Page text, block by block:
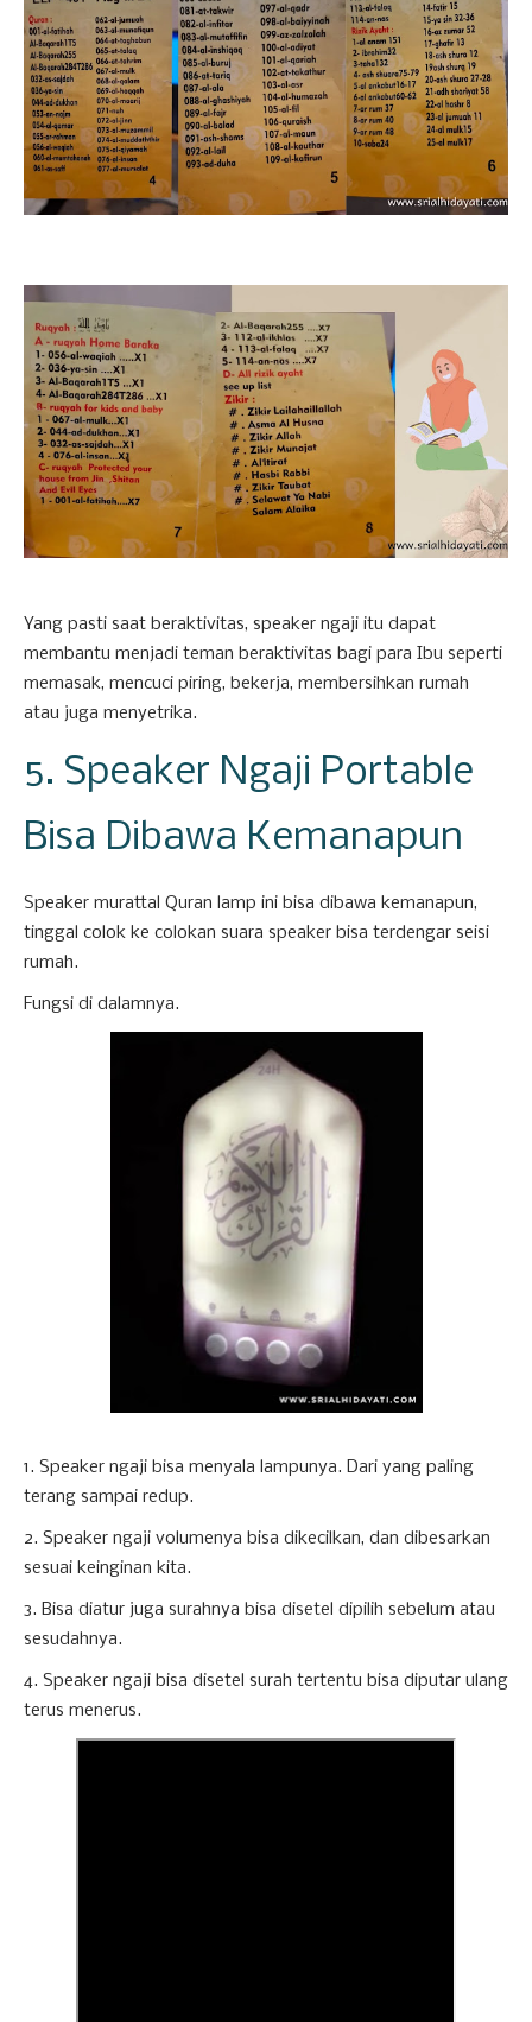
Yang pasti saat beraktivitas, speaker ngaji itu dapat
membantu menjadi teman beraktivitas bagi para Ibu seperti
memasak, mencuci piring, bekerja, membersihkan rumah
atau juga menyetrika.
5. Speaker Ngaji Portable
Bisa Dibawa Kemanapun
Speaker murattal Quran lamp ini bisa dibawa kemanapun,
tinggal colok ke colokan suara speaker bisa terdengar seisi
rumah.
Fungsi di dalamnya.
1. Speaker ngaji bisa menyala lampunya. Dari yang paling
terang sampai redup.
2. Speaker ngaji volumenya bisa dikecilkan, dan dibesarkan
sesuai keinginan kita.
3. Bisa diatur juga surahnya bisa disetel dipilih sebelum atau
sesudahnya.
4. Speaker ngaji bisa disetel surah tertentu bisa diputar ulang
terus menerus.